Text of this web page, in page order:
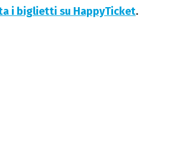
i biglietti su HappyTicket.